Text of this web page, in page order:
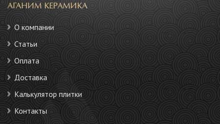
АГАНИМ КЕРАМИКА
О компании
Статьи
Оплата
Доставка
Калькулятор плитки
Контакты